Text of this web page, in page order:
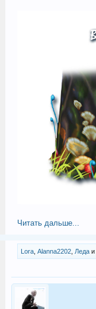
Читать дальше...
Lora, Alanna2202, Ледаи